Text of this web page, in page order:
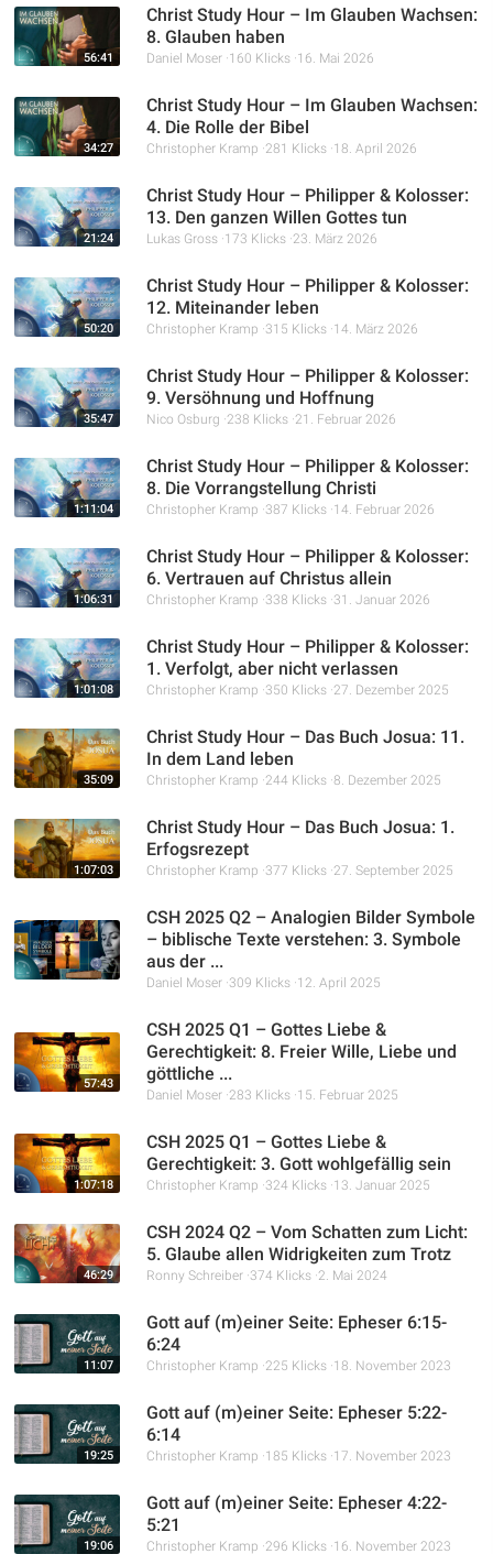
56:41
Christ Study Hour – Im Glauben Wachsen:
8. Glauben haben
Daniel Moser 160 Klicks 16. Mai 2026
34:27
Christ Study Hour – Im Glauben Wachsen:
4. Die Rolle der Bibel
Christopher Kramp 281 Klicks 18. April 2026
21:24
Christ Study Hour – Philipper & Kolosser:
13. Den ganzen Willen Gottes tun
Lukas Gross 173 Klicks 23. März 2026
50:20
Christ Study Hour – Philipper & Kolosser:
12. Miteinander leben
Christopher Kramp 315 Klicks 14. März 2026
35:47
Christ Study Hour – Philipper & Kolosser:
9. Versöhnung und Hoffnung
Nico Osburg 238 Klicks 21. Februar 2026
1:11:04
Christ Study Hour – Philipper & Kolosser:
8. Die Vorrangstellung Christi
Christopher Kramp 387 Klicks 14. Februar 2026
1:06:31
Christ Study Hour – Philipper & Kolosser:
6. Vertrauen auf Christus allein
Christopher Kramp 338 Klicks 31. Januar 2026
1:01:08
Christ Study Hour – Philipper & Kolosser:
1. Verfolgt, aber nicht verlassen
Christopher Kramp 350 Klicks 27. Dezember 2025
35:09
Christ Study Hour – Das Buch Josua: 11.
In dem Land leben
Christopher Kramp 244 Klicks 8. Dezember 2025
1:07:03
Christ Study Hour – Das Buch Josua: 1.
Erfogsrezept
Christopher Kramp 377 Klicks 27. September 2025
CSH 2025 Q2 – Analogien Bilder Symbole
– biblische Texte verstehen: 3. Symbole
aus der ...
Daniel Moser 309 Klicks 12. April 2025
57:43
CSH 2025 Q1 – Gottes Liebe &
Gerechtigkeit: 8. Freier Wille, Liebe und
göttliche ...
Daniel Moser 283 Klicks 15. Februar 2025
1:07:18
CSH 2025 Q1 – Gottes Liebe &
Gerechtigkeit: 3. Gott wohlgefällig sein
Christopher Kramp 324 Klicks 13. Januar 2025
46:29
CSH 2024 Q2 – Vom Schatten zum Licht:
5. Glaube allen Widrigkeiten zum Trotz
Ronny Schreiber 374 Klicks 2. Mai 2024
11:07
Gott auf (m)einer Seite: Epheser 6:15-
6:24
Christopher Kramp 225 Klicks 18. November 2023
19:25
Gott auf (m)einer Seite: Epheser 5:22-
6:14
Christopher Kramp 185 Klicks 17. November 2023
19:06
Gott auf (m)einer Seite: Epheser 4:22-
5:21
Christopher Kramp 296 Klicks 16. November 2023
Über Uns